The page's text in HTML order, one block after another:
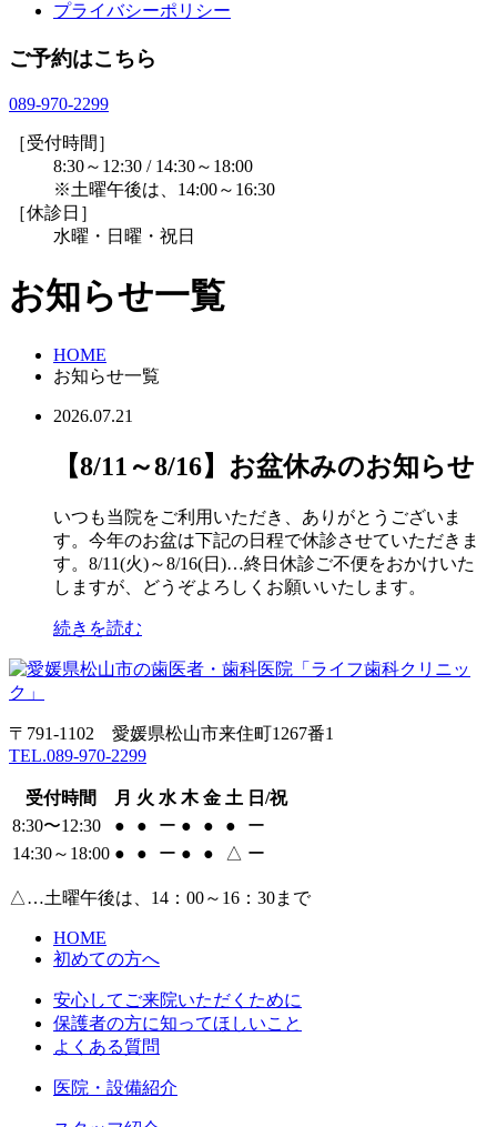
プライバシーポリシー
ご予約はこちら
089-970-2299
［受付時間］
8:30～12:30 / 14:30～18:00
※土曜午後は、14:00～16:30
［休診日］
水曜・日曜・祝日
お知らせ一覧
HOME
お知らせ一覧
2026.07.21
【8/11～8/16】お盆休みのお知らせ
いつも当院をご利用いただき、ありがとうございま
す。今年のお盆は下記の日程で休診させていただきま
す。8/11(火)～8/16(日)…終日休診ご不便をおかけいた
しますが、どうぞよろしくお願いいたします。
続きを読む
〒791-1102 愛媛県松山市来住町1267番1
TEL.089-970-2299
受付時間 月 火 水 木 金 土 日/祝
8:30〜12:30
● ● ー ● ● ●
ー
14:30～18:00 ● ● ー ● ● △ ー
△…土曜午後は、14：00～16：30まで
HOME
初めての方へ
安心してご来院いただくために
保護者の方に知ってほしいこと
よくある質問
医院・設備紹介